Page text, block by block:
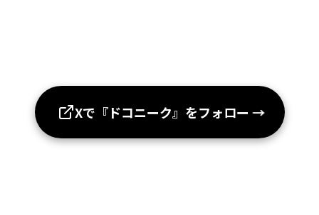
Xで『ドコニーク』をフォロー →